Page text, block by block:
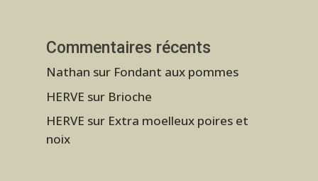
Commentaires récents
Nathan sur Fondant aux pommes
HERVE sur Brioche
HERVE sur Extra moelleux poires et
noix